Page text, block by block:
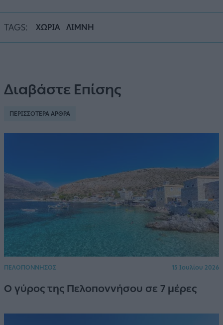
TAGS: ΧΩΡΙΑ ΛΙΜΝΗ
Διαβάστε Επίσης
ΠΕΡΙΣΣΟΤΕΡΑ ΑΡΘΡΑ
ΠΕΛΟΠΟΝΝΗΣΟΣ 15 Ιουλίου 2026
Ο γύρος της Πελοποννήσου σε 7 μέρες